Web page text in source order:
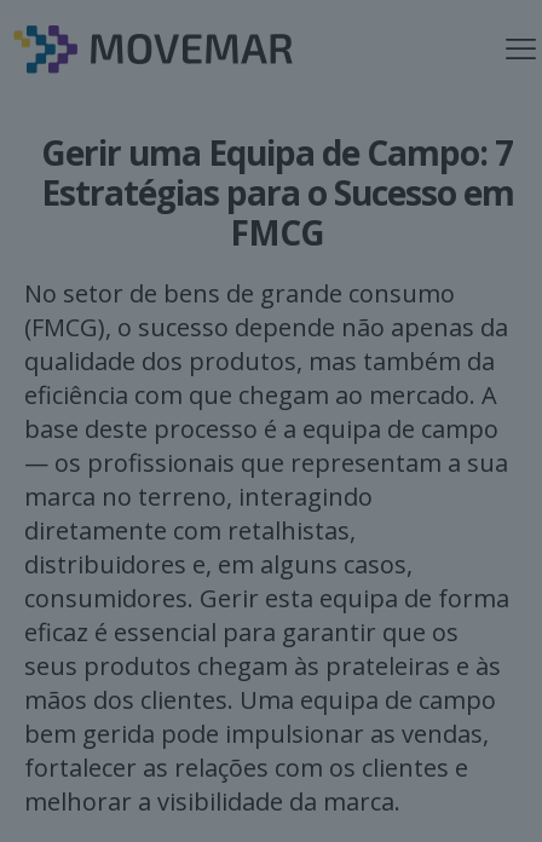
Gerir uma Equipa de Campo: 7
Estratégias para o Sucesso em
FMCG
No setor de bens de grande consumo
(FMCG), o sucesso depende não apenas da
qualidade dos produtos, mas também da
eficiência com que chegam ao mercado. A
base deste processo é a equipa de campo
— os profissionais que representam a sua
marca no terreno, interagindo
diretamente com retalhistas,
distribuidores e, em alguns casos,
consumidores. Gerir esta equipa de forma
eficaz é essencial para garantir que os
seus produtos chegam às prateleiras e às
mãos dos clientes. Uma equipa de campo
bem gerida pode impulsionar as vendas,
fortalecer as relações com os clientes e
melhorar a visibilidade da marca.